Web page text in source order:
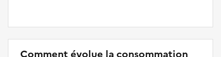
Comment évolue la consommation